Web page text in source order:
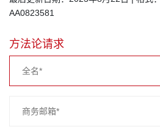
AA0823581
方法论请求